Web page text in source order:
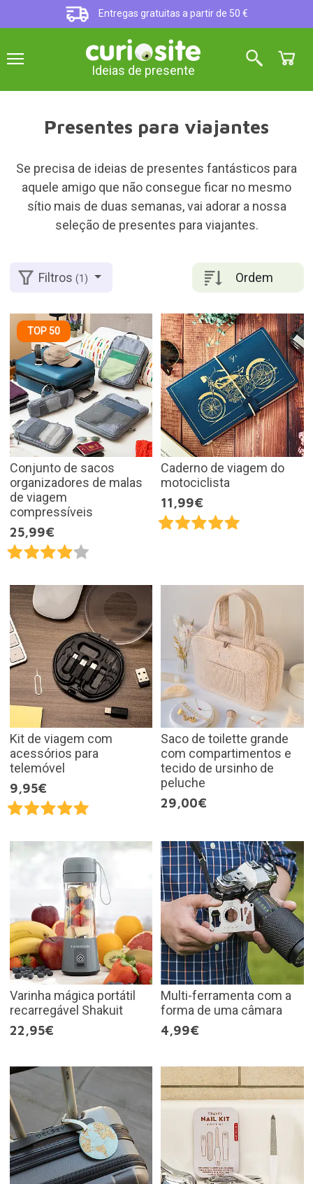
Entregas gratuitas a partir de 50 €
Ideias de presente
Presentes para viajantes
Se precisa de ideias de presentes fantásticos para
aquele amigo que não consegue ficar no mesmo
sítio mais de duas semanas, vai adorar a nossa
seleção de presentes para viajantes.
Ordem
Filtros(1)
TOP 50
Conjunto de sacos
organizadores de malas
de viagem
compressíveis
25,99€
Caderno de viagem do
motociclista
11,99€
Kit de viagem com
acessórios para
telemóvel
9,95€
Saco de toilette grande
com compartimentos e
tecido de ursinho de
peluche
29,00€
Varinha mágica portátil
recarregável Shakuit
22,95€
Multi-ferramenta com a
forma de uma câmara
4,99€